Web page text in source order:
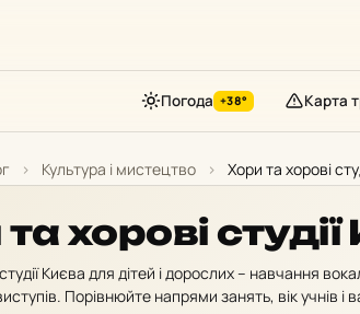
Погода +38° Карта
› Культура і мистецтво › Хори та хорові
хорові
Києва для дітей і дорослих – навчання
Порівнюйте напрями занять, вік учнів і